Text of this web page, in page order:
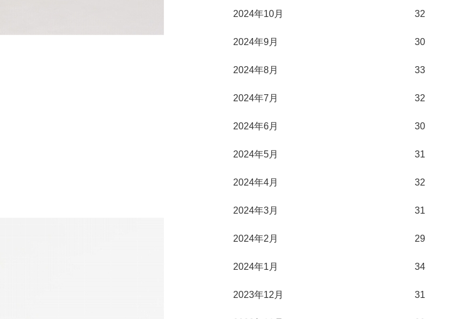
2024年10月 32
2024年9月 30
2024年8月 33
2024年7月 32
2024年6月 30
2024年5月 31
2024年4月 32
2024年3月 31
2024年2月 29
2024年1月 34
2023年12月 31